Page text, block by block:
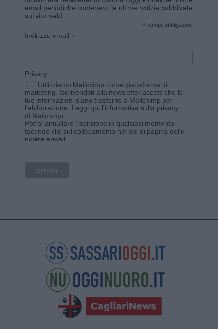
email periodiche contenenti le ultime notizie pubblicate
sul sito web!
* campo obbligatorio
Indirizzo email *
Privacy
Utilizziamo Mailchimp come piattaforma di
marketing. Iscrivendoti alla newsletter accetti che le
tue informazioni siano trasferite a Mailchimp per
l'elaborazione. Leggi qui l'informativa sulla privacy
di Mailchimp.
Potrai annullare l'iscrizione in qualsiasi momento
facendo clic sul collegamento nel piè di pagina delle
nostre e-mail.